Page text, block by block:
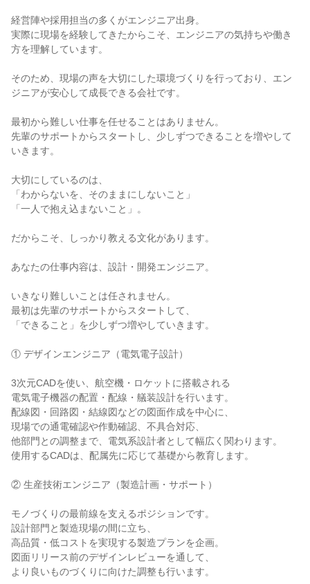
経営陣や採用担当の多くがエンジニア出身。
実際に現場を経験してきたからこそ、エンジニアの気持ちや働き
方を理解しています。
そのため、現場の声を大切にした環境づくりを行っており、エン
ジニアが安心して成長できる会社です。
最初から難しい仕事を任せることはありません。
先輩のサポートからスタートし、少しずつできることを増やして
いきます。
大切にしているのは、
「わからないを、そのままにしないこと」
「一人で抱え込まないこと」。
だからこそ、しっかり教える文化があります。
あなたの仕事内容は、設計・開発エンジニア。
いきなり難しいことは任されません。
最初は先輩のサポートからスタートして、
「できること」を少しずつ増やしていきます。
① デザインエンジニア（電気電子設計）
3次元CADを使い、航空機・ロケットに搭載される
電気電子機器の配置・配線・艤装設計を行います。
配線図・回路図・結線図などの図面作成を中心に、
現場での通電確認や作動確認、不具合対応、
他部門との調整まで、電気系設計者として幅広く関わります。
使用するCADは、配属先に応じて基礎から教育します。
② 生産技術エンジニア（製造計画・サポート）
モノづくりの最前線を支えるポジションです。
設計部門と製造現場の間に立ち、
高品質・低コストを実現する製造プランを企画。
図面リリース前のデザインレビューを通して、
より良いものづくりに向けた調整も行います。